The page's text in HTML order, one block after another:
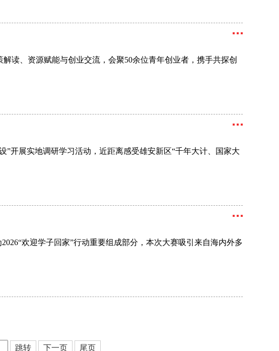
读、资源赋能与创业交流，会聚50余位青年创业者，携手共探创
开展实地调研学习活动，近距离感受雄安新区“千年大计、国家大
欢迎学子回家”行动重要组成部分，本次大赛吸引来自海内外多
跳转 下一页 尾页